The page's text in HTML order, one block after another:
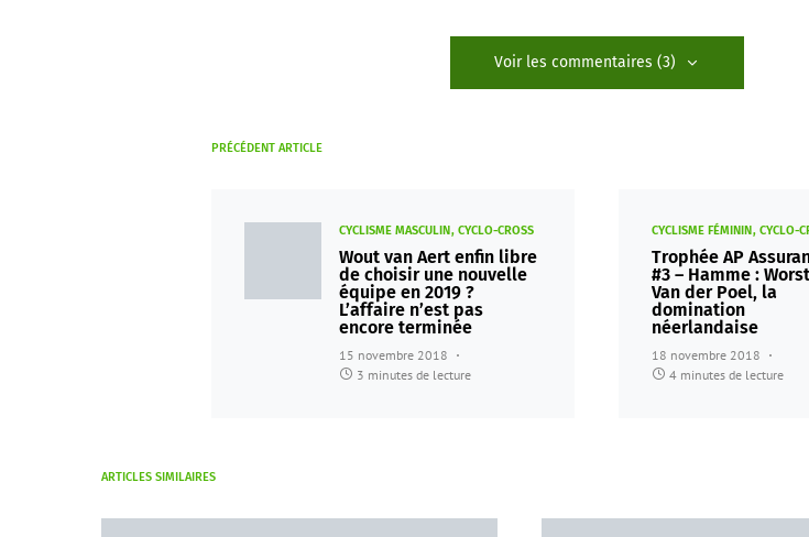
Voir les commentaires (3)
PRÉCÉDENT ARTICLE
CYCLISME MASCULIN CYCLO-CROSS
Wout van Aert enfin libre
de choisir une nouvelle
équipe en 2019 ?
L’affaire n’est pas
encore terminée
15 novembre 2018
3 minutes de lecture
CYCLISME FÉMININ CYCLO-
Trophée AP
#3 – Hamme :
Van der Poel, la
domination
néerlandaise
18 novembre 2018
4 minutes de lecture
ARTICLES SIMILAIRES